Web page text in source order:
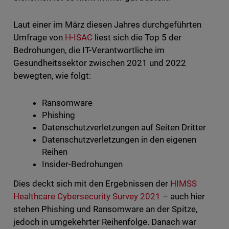
Laut einer im März diesen Jahres durchgeführten
Umfrage von H-ISAC liest sich die Top 5 der
Bedrohungen, die IT-Verantwortliche im
Gesundheitssektor zwischen 2021 und 2022
bewegten, wie folgt:
Ransomware
Phishing
Datenschutzverletzungen auf Seiten Dritter
Datenschutzverletzungen in den eigenen
Reihen
Insider-Bedrohungen
Dies deckt sich mit den Ergebnissen der HIMSS
Healthcare Cybersecurity Survey 2021 – auch hier
stehen Phishing und Ransomware an der Spitze,
jedoch in umgekehrter Reihenfolge. Danach war